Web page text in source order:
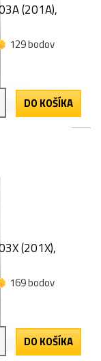
(201A),
129 bodov
DO KOŠÍKA
(201X),
169 bodov
DO KOŠÍKA